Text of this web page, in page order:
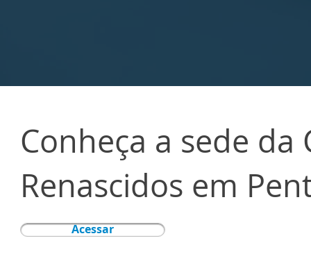
Conheça a sede
Renascidos em
Acessar